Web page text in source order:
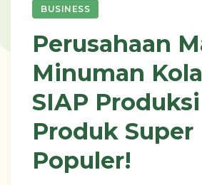
BUSINESS
Perusahaan
Minuman
SIAP Produksi
Produk Super
Populer!